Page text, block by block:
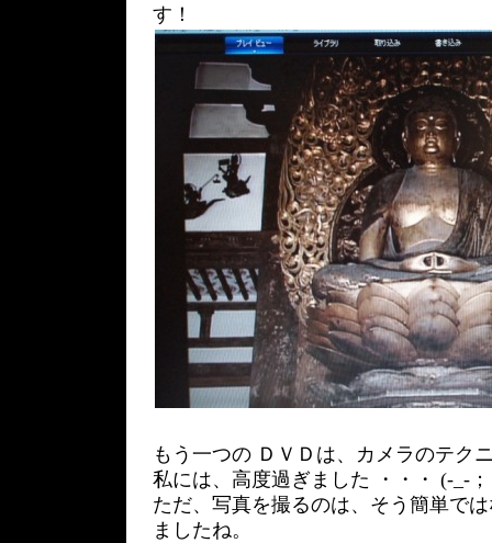
す！
もう一つの ＤＶＤは、カメラのテク
私には、高度過ぎました ・・・ (-_-；
ただ、写真を撮るのは、そう簡単で
ましたね。